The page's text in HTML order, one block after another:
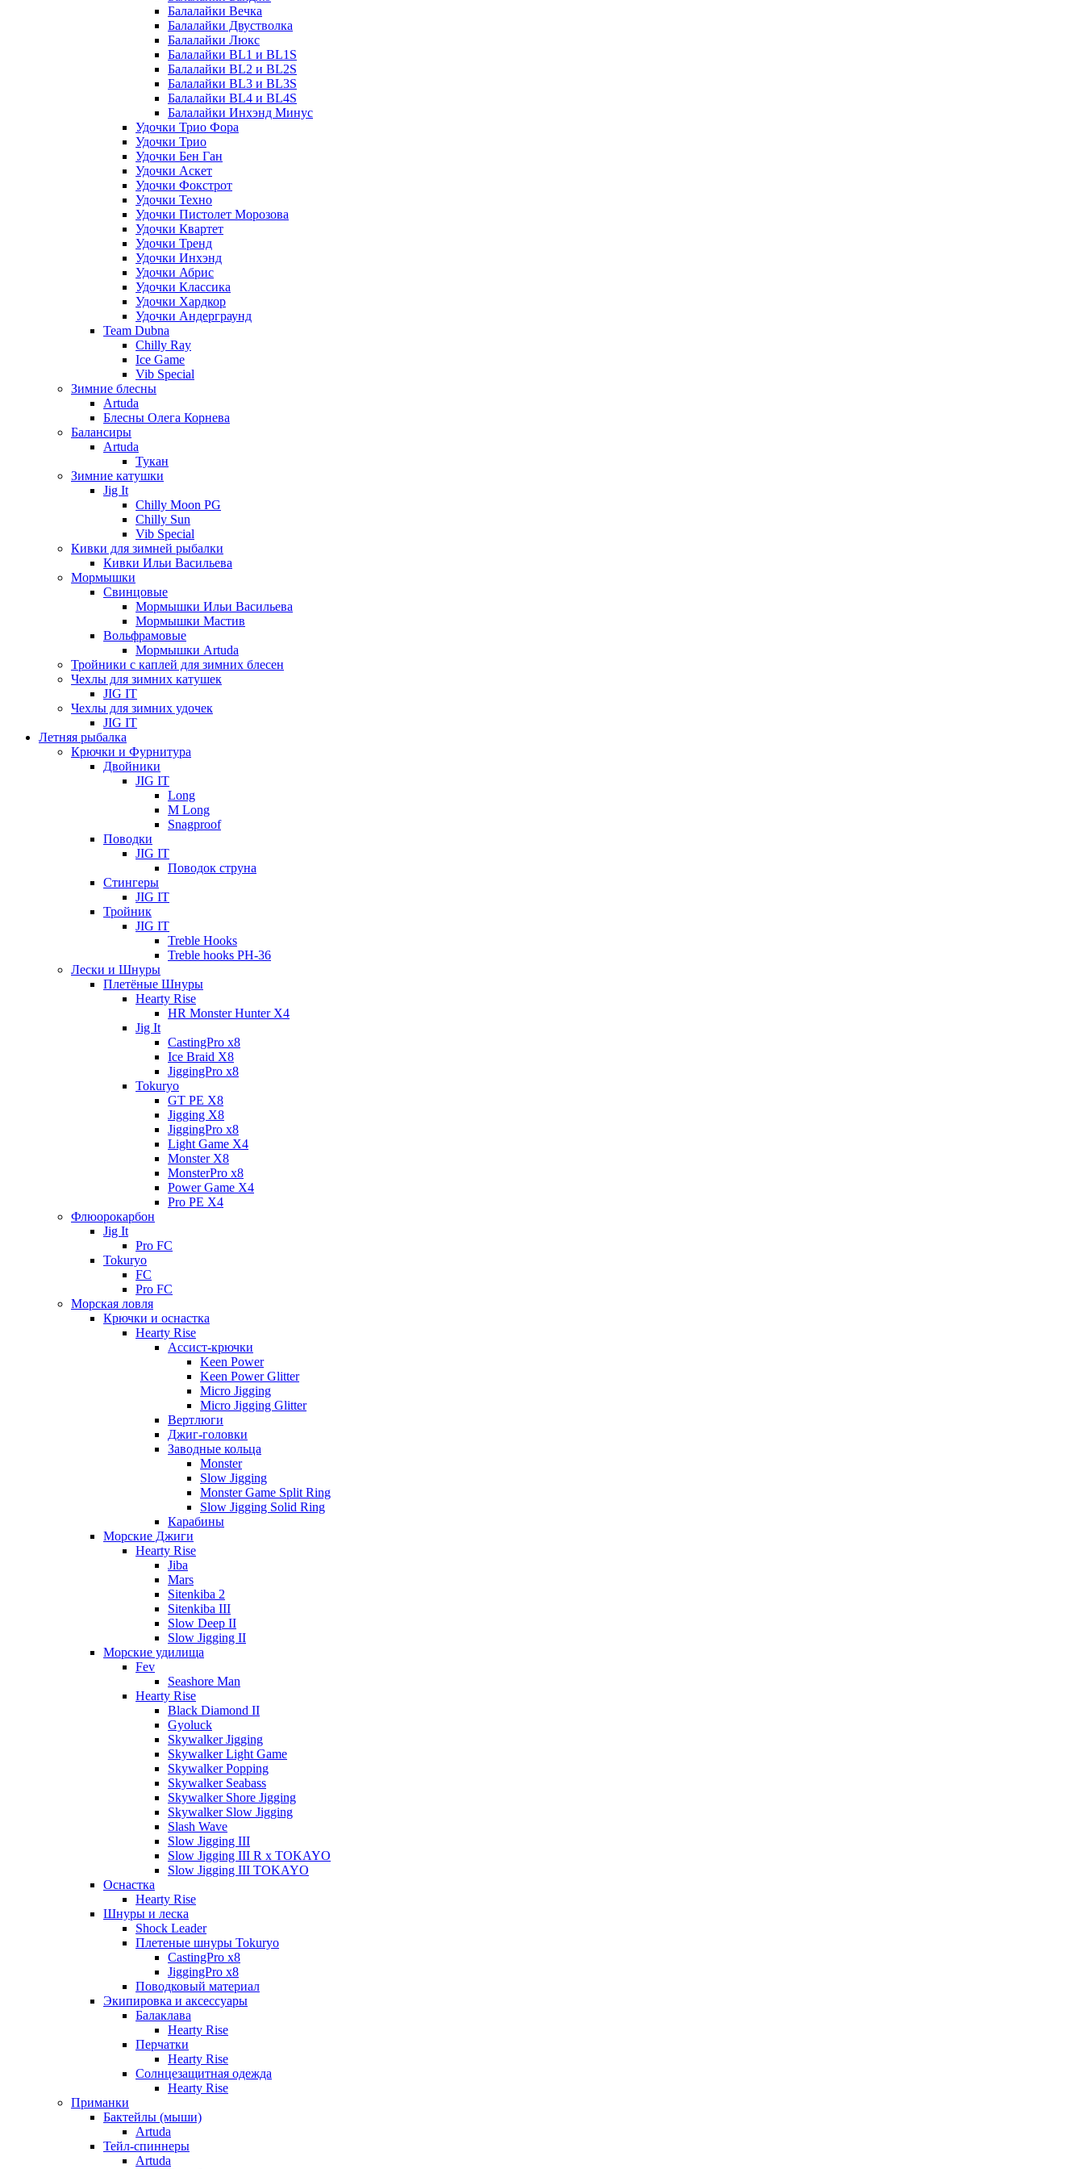
Балалайки Вечка
Балалайки Двустволка
Балалайки Люкс
Балалайки BL1 и BL1S
Балалайки BL2 и BL2S
Балалайки BL3 и BL3S
Балалайки BL4 и BL4S
Балалайки Инхэнд Минус
Удочки Трио Фора
Удочки Трио
Удочки Бен Ган
Удочки Аскет
Удочки Фокстрот
Удочки Техно
Удочки Пистолет Морозова
Удочки Квартет
Удочки Тренд
Удочки Инхэнд
Удочки Абрис
Удочки Классика
Удочки Хардкор
Удочки Андерграунд
Team Dubna
Chilly Ray
Ice Game
Vib Special
Зимние блесны
Artuda
Блесны Олега Корнева
Балансиры
Artuda
Тукан
Зимние катушки
Jig It
Chilly Moon PG
Chilly Sun
Vib Special
Кивки для зимней рыбалки
Кивки Ильи Васильева
Мормышки
Свинцовые
Мормышки Ильи Васильева
Мормышки Мастив
Вольфрамовые
Мормышки Artuda
Тройники с каплей для зимних блесен
Чехлы для зимних катушек
JIG IT
Чехлы для зимних удочек
JIG IT
Летняя рыбалка
Крючки и Фурнитура
Двойники
JIG IT
Long
M Long
Snagproof
Поводки
JIG IT
Поводок струна
Стингеры
JIG IT
Тройник
JIG IT
Treble Hooks
Treble hooks PH-36
Лески и Шнуры
Плетёные Шнуры
Hearty Rise
HR Monster Hunter X4
Jig It
CastingPro x8
Ice Braid X8
JiggingPro x8
Tokuryo
GT PE X8
Jigging X8
JiggingPro x8
Light Game X4
Monster X8
MonsterPro x8
Power Game X4
Pro PE X4
Флюорокарбон
Jig It
Pro FC
Tokuryo
FC
Pro FC
Морская ловля
Крючки и оснастка
Hearty Rise
Ассист-крючки
Keen Power
Keen Power Glitter
Micro Jigging
Micro Jigging Glitter
Вертлюги
Джиг-головки
Заводные кольца
Monster
Slow Jigging
Monster Game Split Ring
Slow Jigging Solid Ring
Карабины
Морские Джиги
Hearty Rise
Jiba
Mars
Sitenkiba 2
Sitenkiba III
Slow Deep II
Slow Jigging II
Морские удилища
Fev
Seashore Man
Hearty Rise
Black Diamond II
Gyoluck
Skywalker Jigging
Skywalker Light Game
Skywalker Popping
Skywalker Seabass
Skywalker Shore Jigging
Skywalker Slow Jigging
Slash Wave
Slow Jigging III
Slow Jigging III R x TOKAYO
Slow Jigging III TOKAYO
Оснастка
Hearty Rise
Шнуры и леска
Shock Leader
Плетеные шнуры Tokuryo
CastingPro x8
JiggingPro x8
Поводковый материал
Экипировка и аксессуары
Балаклава
Hearty Rise
Перчатки
Hearty Rise
Солнцезащитная одежда
Hearty Rise
Приманки
Бактейлы (мыши)
Artuda
Тейл-спиннеры
Artuda